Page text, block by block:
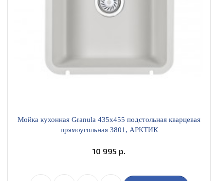
Мойка кухонная Granula 435х455 подстольная кварцевая
прямоугольная 3801, АРКТИК
10 995 р.